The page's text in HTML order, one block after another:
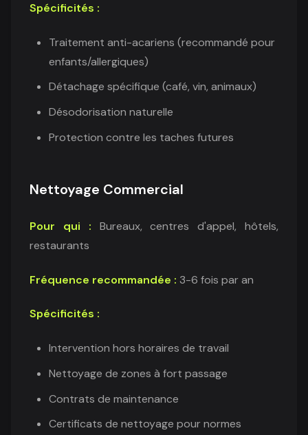
Spécificités :
Traitement anti-acariens (recommandé pour
enfants/allergiques)
Détachage spécifique (café, vin, animaux)
Désodorisation naturelle
Protection contre les taches futures
Nettoyage Commercial
Pour qui : Bureaux, centres d'appel, hôtels,
restaurants
Fréquence recommandée : 3-6 fois par an
Spécificités :
Intervention hors horaires de travail
Nettoyage de zones à fort passage
Contrats de maintenance
Certificats de nettoyage pour normes